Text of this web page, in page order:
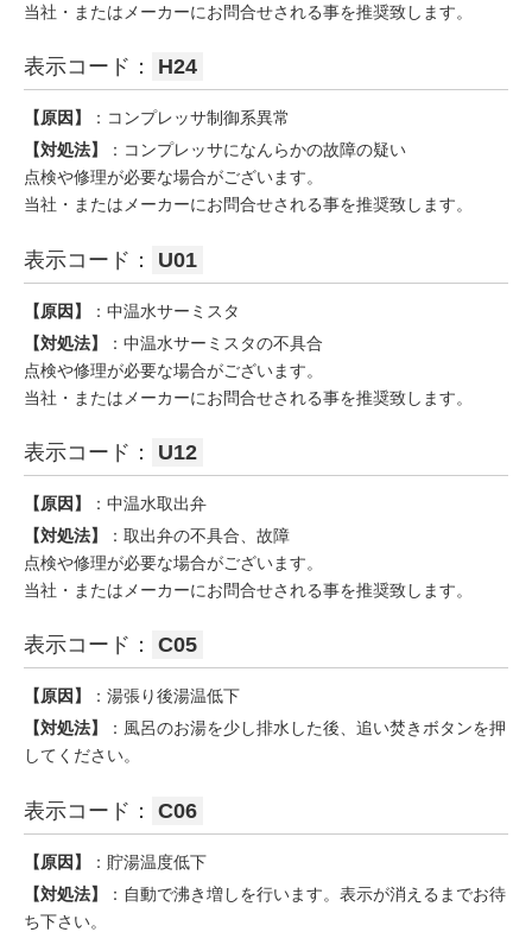
当社・またはメーカーにお問合せされる事を推奨致します。
表示コード： H24
【原因】
：コンプレッサ制御系異常
【対処法】
：コンプレッサになんらかの故障の疑い
点検や修理が必要な場合がございます。
当社・またはメーカーにお問合せされる事を推奨致します。
表示コード： U01
【原因】
：中温水サーミスタ
【対処法】
：中温水サーミスタの不具合
点検や修理が必要な場合がございます。
当社・またはメーカーにお問合せされる事を推奨致します。
表示コード： U12
【原因】
：中温水取出弁
【対処法】
：取出弁の不具合、故障
点検や修理が必要な場合がございます。
当社・またはメーカーにお問合せされる事を推奨致します。
表示コード： C05
【原因】
：湯張り後湯温低下
【対処法】
：風呂のお湯を少し排水した後、追い焚きボタンを押
してください。
表示コード： C06
【原因】
：貯湯温度低下
【対処法】
：自動で沸き増しを行います。表示が消えるまでお待
ち下さい。